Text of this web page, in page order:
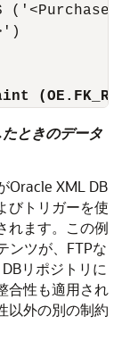
ときのデータ
Oracle XML DB
びトリガーを使
れます。この例
ンツが、FTPな
リポジトリに
合性も適用され
以外の別の制約